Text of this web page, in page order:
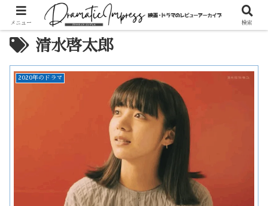
清水啓太郎
2020年のドラマ
メニュー 検索